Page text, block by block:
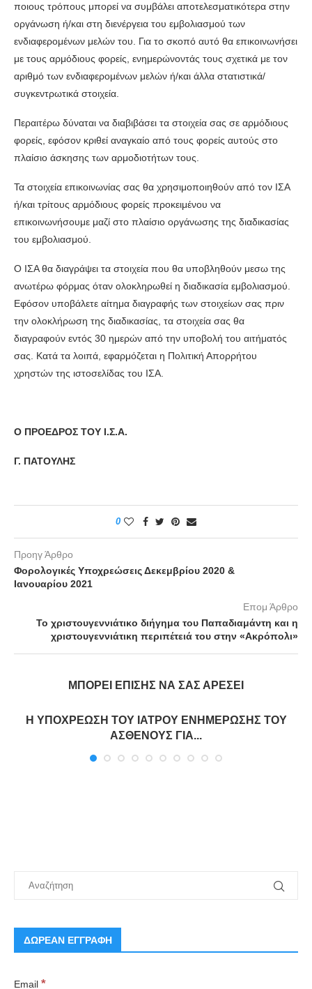
ποιους τρόπους μπορεί να συμβάλει αποτελεσματικότερα στην
οργάνωση ή/και στη διενέργεια του εμβολιασμού των
ενδιαφερομένων μελών του. Για το σκοπό αυτό θα επικοινωνήσει
με τους αρμόδιους φορείς, ενημερώνοντάς τους σχετικά με τον
αριθμό των ενδιαφερομένων μελών ή/και άλλα στατιστικά/
συγκεντρωτικά στοιχεία.
Περαιτέρω δύναται να διαβιβάσει τα στοιχεία σας σε αρμόδιους
φορείς, εφόσον κριθεί αναγκαίο από τους φορείς αυτούς στο
πλαίσιο άσκησης των αρμοδιοτήτων τους.
Τα στοιχεία επικοινωνίας σας θα χρησιμοποιηθούν από τον ΙΣΑ
ή/και τρίτους αρμόδιους φορείς προκειμένου να
επικοινωνήσουμε μαζί στο πλαίσιο οργάνωσης της διαδικασίας
του εμβολιασμού.
Ο ΙΣΑ θα διαγράψει τα στοιχεία που θα υποβληθούν μεσω της
ανωτέρω φόρμας όταν ολοκληρωθεί η διαδικασία εμβολιασμού.
Εφόσον υποβάλετε αίτημα διαγραφής των στοιχείων σας πριν
την ολοκλήρωση της διαδικασίας, τα στοιχεία σας θα
διαγραφούν εντός 30 ημερών από την υποβολή του αιτήματός
σας. Κατά τα λοιπά, εφαρμόζεται η Πολιτική Απορρήτου
χρηστών της ιστοσελίδας του ΙΣΑ.
Ο ΠΡΟΕΔΡΟΣ ΤΟΥ Ι.Σ.Α.
Γ. ΠΑΤΟΥΛΗΣ
0
Προηγ Άρθρο
Φορολογικές Υποχρεώσεις Δεκεμβρίου 2020 &
Ιανουαρίου 2021
Επομ Άρθρο
Το χριστουγεννιάτικο διήγημα του Παπαδιαμάντη και η
χριστουγεννιάτικη περιπέτειά του στην «Ακρόπολι»
ΜΠΟΡΕΊ ΕΠΊΣΗΣ ΝΑ ΣΑΣ ΑΡΈΣΕΙ
Η ΥΠΟΧΡΕΩΣΗ ΤΟΥ ΙΑΤΡΟΥ ΕΝΗΜΕΡΩΣΗΣ ΤΟΥ
ΑΣΘΕΝΟΥΣ ΓΙΑ...
ΔΩΡΕΑΝ ΕΓΓΡΑΦΗ
Email *